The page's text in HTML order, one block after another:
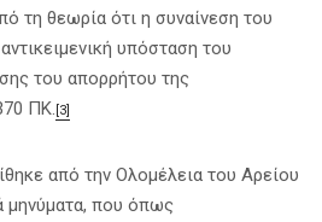
τη θεωρία ότι η συναίνεση του
υπόσταση του
του απορρήτου της
ΠΚ. [3]
από την Ολομέλεια του Αρείου
μηνύματα, που όπως